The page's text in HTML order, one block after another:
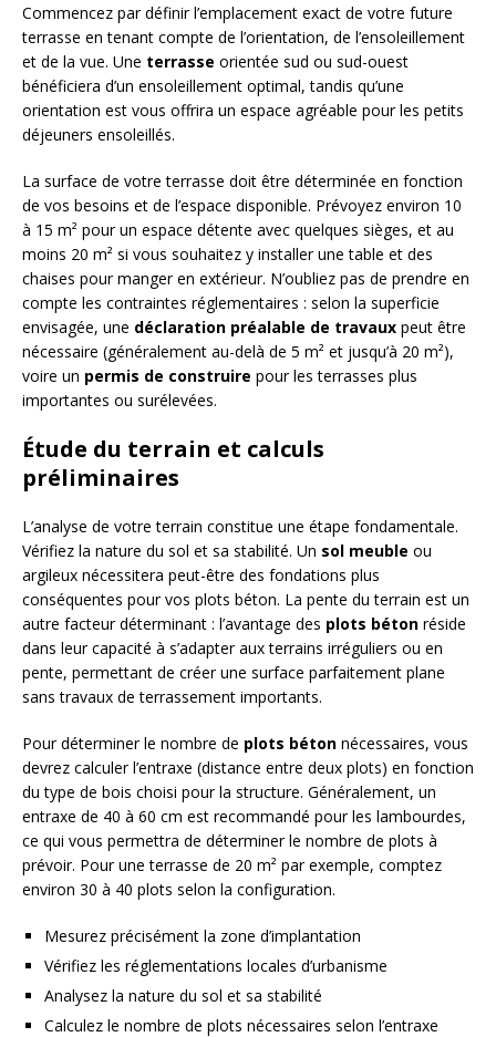
Commencez par définir l’emplacement exact de votre future
terrasse en tenant compte de l’orientation, de l’ensoleillement
et de la vue. Une terrasse orientée sud ou sud-ouest
bénéficiera d’un ensoleillement optimal, tandis qu’une
orientation est vous offrira un espace agréable pour les petits
déjeuners ensoleillés.
La surface de votre terrasse doit être déterminée en fonction
de vos besoins et de l’espace disponible. Prévoyez environ 10
à 15 m² pour un espace détente avec quelques sièges, et au
moins 20 m² si vous souhaitez y installer une table et des
chaises pour manger en extérieur. N’oubliez pas de prendre en
compte les contraintes réglementaires : selon la superficie
envisagée, une déclaration préalable de travaux peut être
nécessaire (généralement au-delà de 5 m² et jusqu’à 20 m²),
voire un permis de construire pour les terrasses plus
importantes ou surélevées.
Étude du terrain et calculs
préliminaires
L’analyse de votre terrain constitue une étape fondamentale.
Vérifiez la nature du sol et sa stabilité. Un sol meuble ou
argileux nécessitera peut-être des fondations plus
conséquentes pour vos plots béton. La pente du terrain est un
autre facteur déterminant : l’avantage des plots béton réside
dans leur capacité à s’adapter aux terrains irréguliers ou en
pente, permettant de créer une surface parfaitement plane
sans travaux de terrassement importants.
Pour déterminer le nombre de plots béton nécessaires, vous
devrez calculer l’entraxe (distance entre deux plots) en fonction
du type de bois choisi pour la structure. Généralement, un
entraxe de 40 à 60 cm est recommandé pour les lambourdes,
ce qui vous permettra de déterminer le nombre de plots à
prévoir. Pour une terrasse de 20 m² par exemple, comptez
environ 30 à 40 plots selon la configuration.
Mesurez précisément la zone d’implantation
Vérifiez les réglementations locales d’urbanisme
Analysez la nature du sol et sa stabilité
Calculez le nombre de plots nécessaires selon l’entraxe